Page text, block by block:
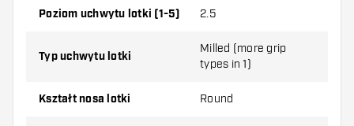
jest dostarczony z:3 Lotki, 3 Piórki i 6 Shafty.
Poziom uchwytu lotki (1-5) 2.5
Typ uchwytu lotki
Milled (more grip
types in 1)
Kształt nosa lotki Round